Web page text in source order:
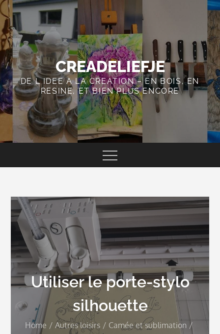
Skip
to
content
CREADELIEFJE
DE L IDEE A LA CREATION – EN BOIS, EN
RESINE, ET BIEN PLUS ENCORE
Utiliser le porte-stylo
silhouette
Home Autres loisirs
Camée et sublimation